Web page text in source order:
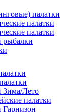
палатки
палатки
палатки
рыбалки
Зима/Лето
палатки
Гарнизон